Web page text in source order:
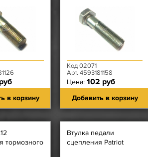
в корзину
Код 02071
Арт. 4593181158
Цена: 102 руб
Добавить в корзину
тормозного
Втулка педали
сцепления Patriot